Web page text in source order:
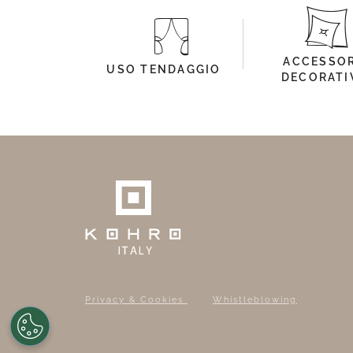
USO TENDAGGIO
Privacy & Cookies Whistleblowing